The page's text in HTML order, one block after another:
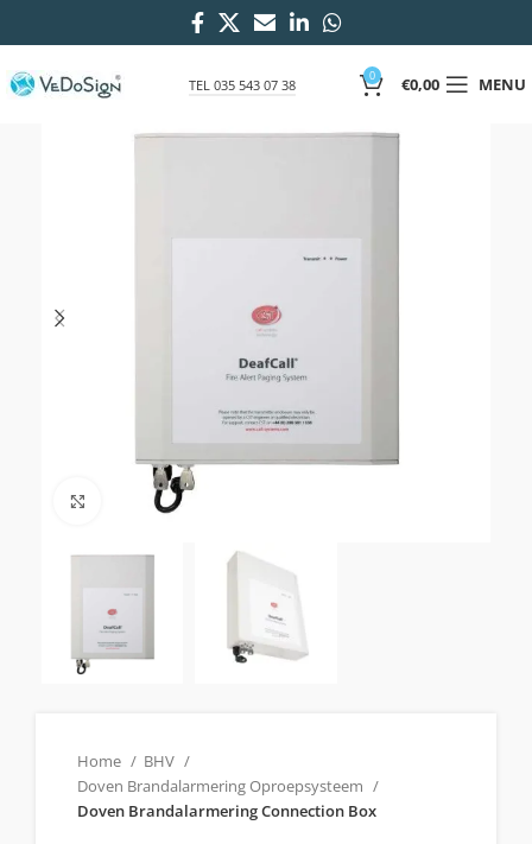
TEL 035 543 07 38
0 €0,00 MENU
Click to enlarge
Home
BHV
Doven Brandalarmering Oproepsysteem
Doven Brandalarmering Connection Box